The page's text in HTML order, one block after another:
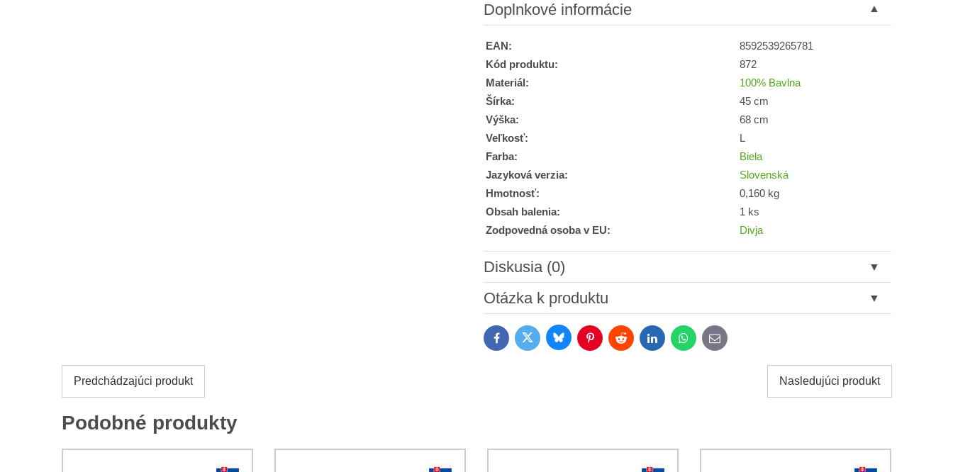
Doplnkové informácie
EAN:
8592539265781
Kód produktu:
872
Materiál:
100% Bavlna
Šírka:
45 cm
Výška:
68 cm
Veľkosť:
L
Farba:
Biela
Jazyková verzia:
Slovenská
Hmotnosť:
0,160 kg
Obsah balenia:
1 ks
Zodpovedná osoba v EU:
Divja
Diskusia (0)
Nový komentár
Oboznámil som sa s podmienkamiOchrany osobných údajovspoločnosti Bomba s.r.o.
Otázka k produktu
FacebookTwitter BlueskyPinterestReddit LinkedInWhatsApp
E-
mail
Predchádzajúci produkt Nasledujúci produkt
Podobné produkty